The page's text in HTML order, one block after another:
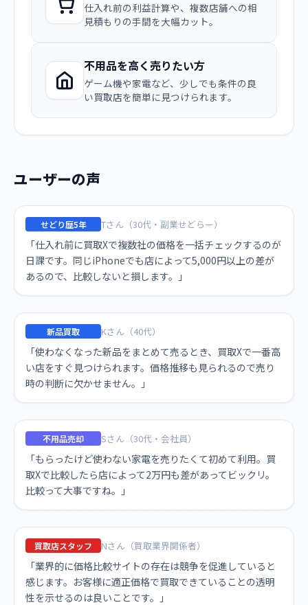
仕入れ前の利益計算や、複数店舗への相
見積もりの手間を大幅カット。
不用品を高く売りたい方
ゲーム機や家電など、少しでも条件の良
い買取店を簡単に見つけられます。
ユーザーの声
せどり歴5年 Tさん（30代・副業せどらー）
「仕入れ前に買取Xで複数社の価格を一括チェックするのが
日課です。同じiPhoneでも店によって5,000円以上の差が
あるので、比較しないと損します。」
新品買取 Kさん（40代）
「使わなくなった新品をまとめて売るとき、買取Xで一番高
い店をすぐ見つけられます。価格推移も見られるので売り
時の判断に欠かせません。」
不用品売却 Sさん（30代・会社員）
「もらったけど使わない家電を売りたくて初めて利用。買
取Xで比較したら店によって2万円も差があってビックリ。
比較って大事ですね。」
買取店スタッフ Nさん（買取業界関係者）
「業界的に価格比較サイトの存在は競争を促進していると
感じます。お客様に適正価格で買取できていることの透明
性を示せるのは良いことです。」